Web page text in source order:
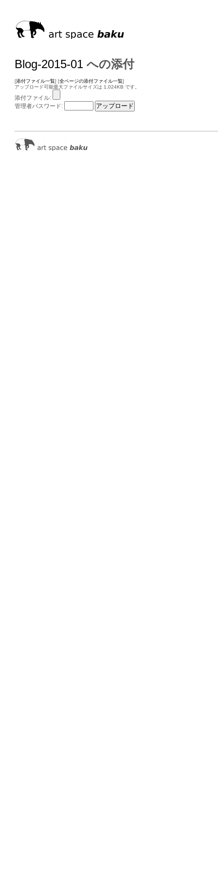
Blog-2015-01 への添付
[添付ファイル一覧] [全ページの添付ファイル一覧]
アップロード可能最大ファイルサイズは 1,024KB です。
添付ファイル:
管理者パスワード: